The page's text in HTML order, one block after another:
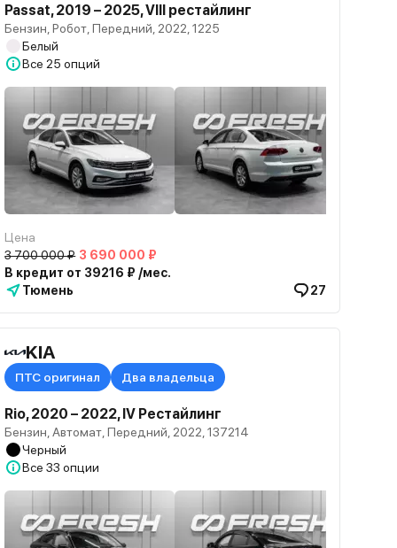
Passat, 2019 – 2025, VIII рестайлинг
Бензин, Робот, Передний, 2022, 1225
Белый
Все 25 опций
Цена
3 700 000 ₽ 3 690 000 ₽
В кредит от 39216 ₽ /мес.
Тюмень
27
KIA
ПТС оригинал Два владельца
Rio, 2020 – 2022, IV Рестайлинг
Бензин, Автомат, Передний, 2022, 137214
Черный
Все33 опции